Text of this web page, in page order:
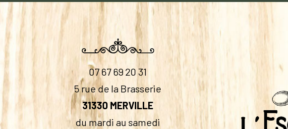
07 67 69 20 31
5 rue de la Brasserie
31330 MERVILLE
du mardi au samedi